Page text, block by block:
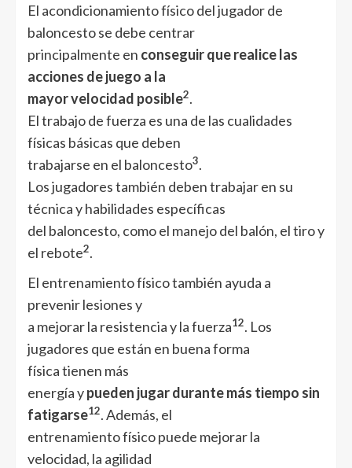
El acondicionamiento físico del jugador de
baloncesto se debe centrar
principalmente en conseguir que realice las
acciones de juego a la
mayor velocidad posible2.
El trabajo de fuerza es una de las cualidades
físicas básicas que deben
trabajarse en el baloncesto3.
Los jugadores también deben trabajar en su
técnica y habilidades específicas
del baloncesto, como el manejo del balón, el tiro y
el rebote2.
El entrenamiento físico también ayuda a
prevenir lesiones y
a mejorar la resistencia y la fuerza12. Los
jugadores que están en buena forma
física tienen más
energía ypueden jugar durante más tiempo sin
fatigarse12. Además, el
entrenamiento físico puede mejorar la
velocidad, la agilidad